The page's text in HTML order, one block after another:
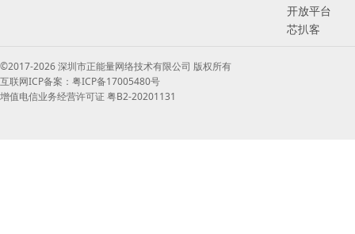
开放平台
芯扒客
©2017-2026 深圳市正能量网络技术有限公司 版权所有
互联网ICP备案：粤ICP备17005480号
增值电信业务经营许可证 粤B2-20201131